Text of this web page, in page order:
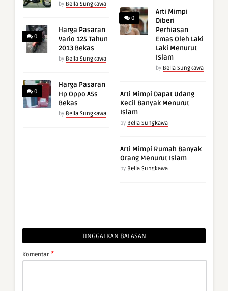
by Bella Sungkawa
0
Harga Pasaran
Vario 125 Tahun
2013 Bekas
by Bella Sungkawa
0
Harga Pasaran
Hp Oppo A5s
Bekas
by Bella Sungkawa
0
Arti Mimpi
Diberi
Perhiasan
Emas Oleh Laki
Laki Menurut
Islam
by Bella Sungkawa
Arti Mimpi Dapat Udang
Kecil Banyak Menurut
Islam
by Bella Sungkawa
Arti Mimpi Rumah Banyak
Orang Menurut Islam
by Bella Sungkawa
TINGGALKAN BALASAN
Komentar *